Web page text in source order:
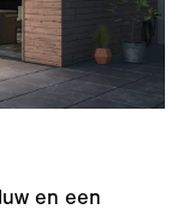
en een